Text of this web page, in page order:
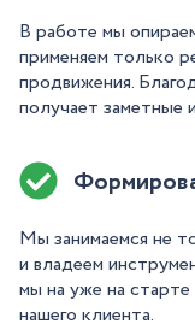
В работе мы
применяем только
продвижения.
получает заметные
Мы занимаемся не
и владеем
мы на уже на
нашего клиента.